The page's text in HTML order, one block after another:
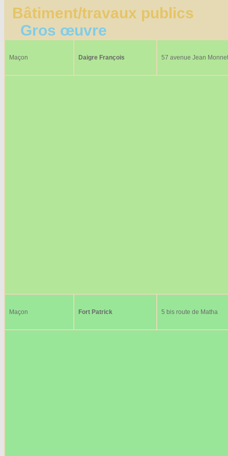
Bâtiment/travaux publics
Gros œuvre
Maçon Daigre François 57 avenue Jean Monnet
Maçon Fort Patrick 5 bis route de Matha